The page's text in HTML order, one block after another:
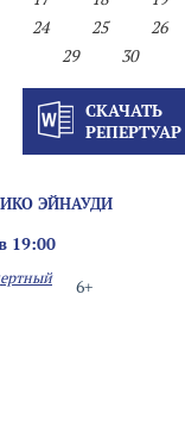
24 25 26
29
30
СКАЧАТЬ
РЕПЕРТУАР
ЭЙНАУДИ
19:00
6+